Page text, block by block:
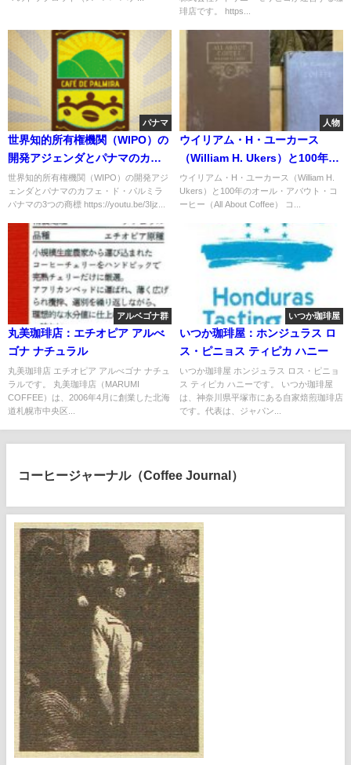
琲店です。 https...
パナマ
世界知的所有権機関（WIPO）の
開発アジェンダとパナマのカフ
ェ・ド・パルミラ
世界知的所有権機関（WIPO）の開発アジ
ェンダとパナマのカフェ・ド・パルミラ
パナマの3つの商標 https://youtu.be/3Ijz...
人物
ウイリアム・H・ユーカース
（William H. Ukers）と100年の
オール・アバウト・コーヒー
（All About Coffee）
ウイリアム・H・ユーカース（William H.
Ukers）と100年のオール・アバウト・コ
ーヒー（All About Coffee） コ...
アルベゴナ群
丸美珈琲店：エチオピア アルべ
ゴナ ナチュラル
丸美珈琲店 エチオピア アルべゴナ ナチュ
ラルです。 丸美珈琲店（MARUMI
COFFEE）は、2006年4月に創業した北海
道札幌市中央区...
いつか珈琲屋
いつか珈琲屋：ホンジュラス ロ
ス・ピニョス ティピカ ハニー
いつか珈琲屋 ホンジュラス ロス・ピニョ
ス ティピカ ハニーです。 いつか珈琲屋
は、神奈川県平塚市にある自家焙煎珈琲店
です。代表は、ジャパン...
コーヒージャーナル（Coffee Journal）